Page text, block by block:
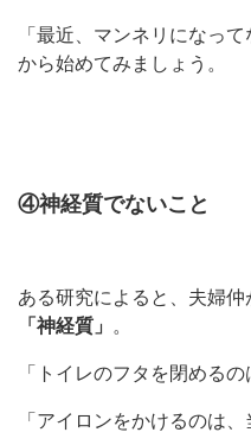
「最近、マンネリになっ
から始めてみましょう。
④神経質でないこと
ある研究によると、夫婦
「神経質」
。
「トイレのフタを閉めるの
「アイロンをかけるのは、